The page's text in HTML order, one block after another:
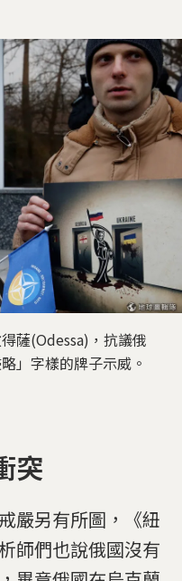
薩(Odessa)，抗議俄
」字樣的牌子示威。
突
嚴另有所圖，《紐
師們也說俄國沒有